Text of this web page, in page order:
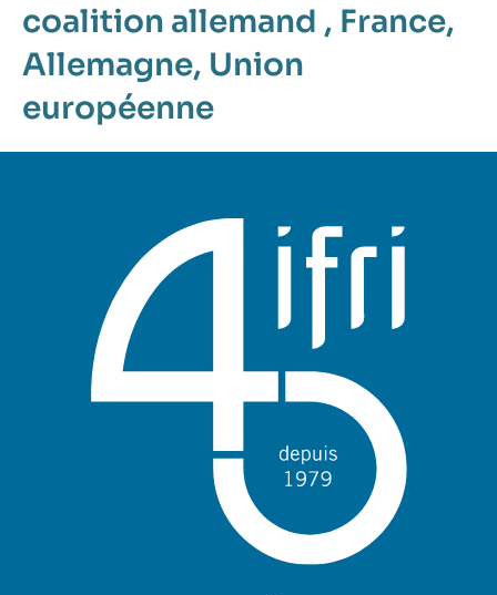
coalition allemand , France,
Allemagne, Union
européenne